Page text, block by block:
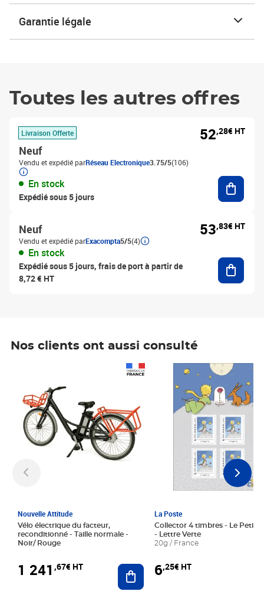
Garantie légale
Toutes les autres offres
Livraison Offerte
Neuf
Vendu et expédié parRéseau Electronique3.75/5(106)
En stock
Expédié sous 5 jours
52,28€ HT
Neuf
Vendu et expédié parExacompta5/5(4)
En stock
Expédié sous 5 jours, frais de port à partir de
8,72 € HT
53,83€ HT
Nos clients ont aussi consulté
Nouvelle Attitude
Vélo électrique du facteur,
reconditionné - Taille normale -
Noir/ Rouge
1 241 ,67€ HT Ajouter au panier
La Poste
Collector 4 timbres - Le Petit
- Lettre Verte
20g / France
6,25€ HT
Prix 6,25€ HT